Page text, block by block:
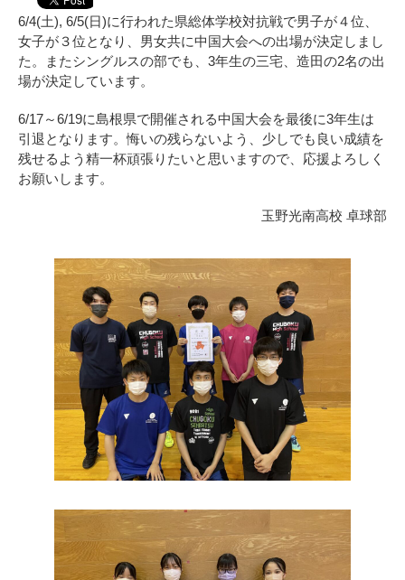
6/4(土), 6/5(日)に行われた県総体学校対抗戦で男子が４位、
女子が３位となり、男女共に中国大会への出場が決定しまし
た。またシングルスの部でも、3年生の三宅、造田の2名の出
場が決定しています。
6/17～6/19に島根県で開催される中国大会を最後に3年生は
引退となります。悔いの残らないよう、少しでも良い成績を
残せるよう精一杯頑張りたいと思いますので、応援よろしく
お願いします。
玉野光南高校 卓球部